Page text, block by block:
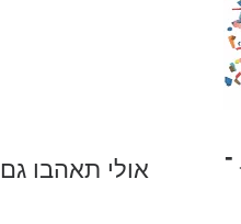
אולי תאהבו גם
-